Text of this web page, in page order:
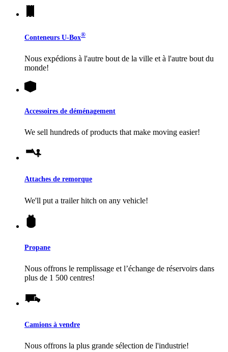
Conteneurs U-Box®
Nous expédions à l'autre bout de la ville et à l'autre bout du
monde!
Accessoires de déménagement
We sell hundreds of products that make moving easier!
Attaches de remorque
We'll put a trailer hitch on any vehicle!
Propane
Nous offrons le remplissage et l’échange de réservoirs dans
plus de 1 500 centres!
Camions à vendre
Nous offrons la plus grande sélection de l'industrie!